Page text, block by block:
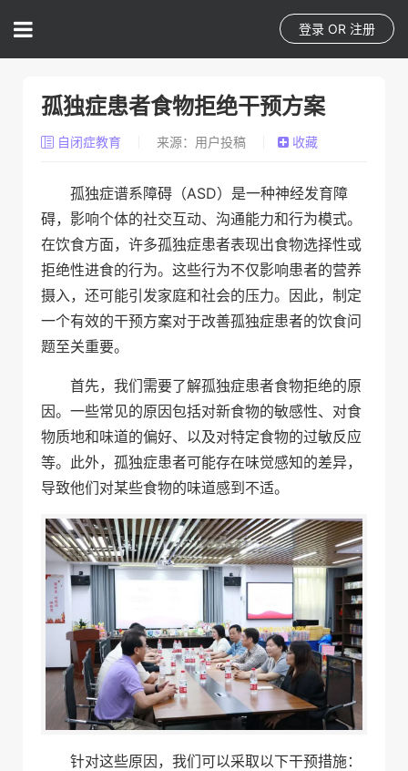
登录 OR 注册
孤独症患者食物拒绝干预方案
自闭症教育 来源：用户投稿 收藏
孤独症谱系障碍（ASD）是一种神经发育障
碍，影响个体的社交互动、沟通能力和行为模式。
在饮食方面，许多孤独症患者表现出食物选择性或
拒绝性进食的行为。这些行为不仅影响患者的营养
摄入，还可能引发家庭和社会的压力。因此，制定
一个有效的干预方案对于改善孤独症患者的饮食问
题至关重要。
首先，我们需要了解孤独症患者食物拒绝的原
因。一些常见的原因包括对新食物的敏感性、对食
物质地和味道的偏好、以及对特定食物的过敏反应
等。此外，孤独症患者可能存在味觉感知的差异，
导致他们对某些食物的味道感到不适。
针对这些原因，我们可以采取以下干预措施：